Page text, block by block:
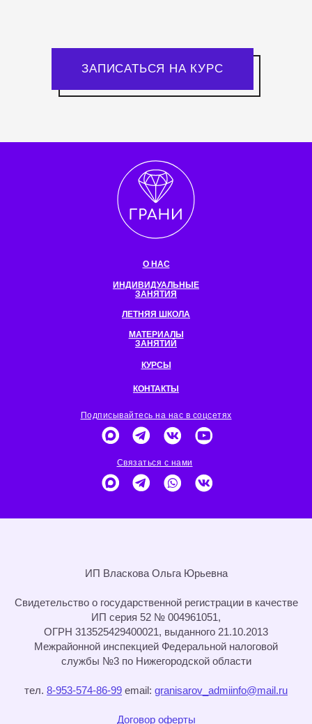
ЗАПИСАТЬСЯ НА КУРС
Связаться с нами
Подписывайтесь на нас в соцсетях
ИНДИВИДУАЛЬНЫЕ
ЗАНЯТИЯ
МАТЕРИАЛЫ
ЗАНЯТИЙ
ЛЕТНЯЯ ШКОЛА
КОНТАКТЫ
КУРСЫ
О НАС
ИП Власкова Ольга Юрьевна
Cвидетельство о государственной регистрации в качестве
ИП серия 52 № 004961051,
ОГРН 313525429400021, выданного 21.10.2013
Межрайонной инспекцией Федеральной налоговой
службы №3 по Нижегородской области
тел. 8-953-574-86-99 email: granisarov_admiinfo@mail.ru
Договор оферты